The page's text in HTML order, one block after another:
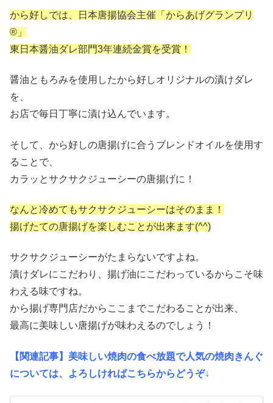
から好しでは、日本唐揚協会主催「からあげグランプリ
®」
東日本醤油ダレ部門3年連続金賞を受賞！
醤油ともろみを使用したから好しオリジナルの漬けダレ
を、
お店で毎日丁寧に漬け込んでいます。
そして、から好しの唐揚げに合うブレンドオイルを使用す
ることで、
カラッとサクサクジューシーの唐揚げに！
なんと冷めてもサクサクジューシーはそのまま！
揚げたての唐揚げを楽しむことが出来ます(^^)
サクサクジューシーがたまらないですよね。
漬けダレにこだわり、揚げ油にこだわっているからこそ味
わえる味ですね。
から揚げ専門店だからここまでこだわることが出来、
最高に美味しい唐揚げが味わえるのでしょう！
【関連記事】美味しい焼肉の食べ放題で人気の焼肉きんぐ
については、よろしければこちらからどうぞ↓